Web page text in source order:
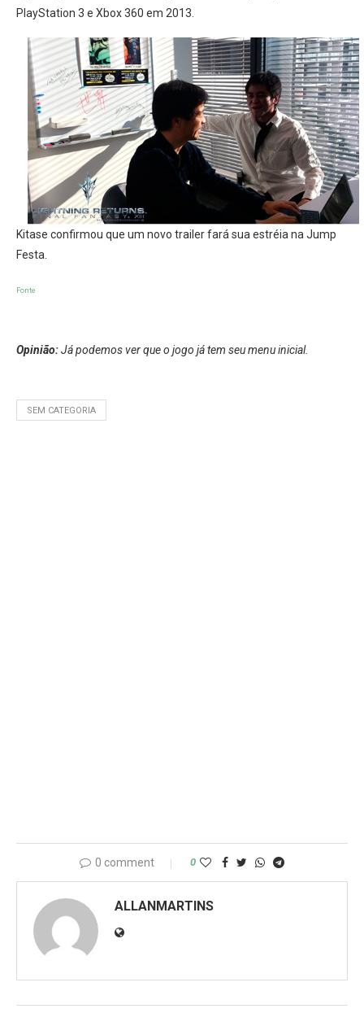
PlayStation 3 e Xbox 360 em 2013.
Kitase confirmou que um novo trailer fará sua estréia na Jump
Festa.
Fonte
Opinião:Já podemos ver que o jogo já tem seu menu inicial.
SEM CATEGORIA
0 comment 0
ALLANMARTINS